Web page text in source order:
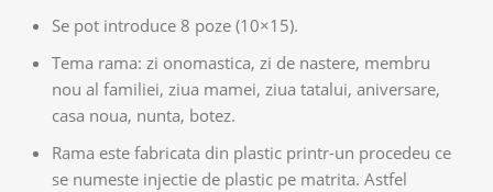
Se pot introduce 8 poze (10×15).
Tema rama: zi onomastica, zi de nastere, membru
nou al familiei, ziua mamei, ziua tatalui, aniversare,
casa noua, nunta, botez.
Rama este fabricata din plastic printr-un procedeu ce
se numeste injectie de plastic pe matrita. Astfel